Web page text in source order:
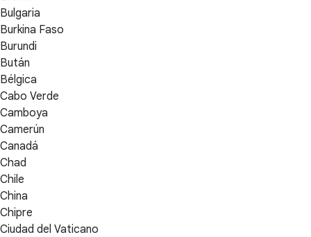
Bulgaria
Burkina Faso
Burundi
Bután
Bélgica
Cabo Verde
Camboya
Camerún
Canadá
Chad
Chile
China
Chipre
Ciudad del Vaticano